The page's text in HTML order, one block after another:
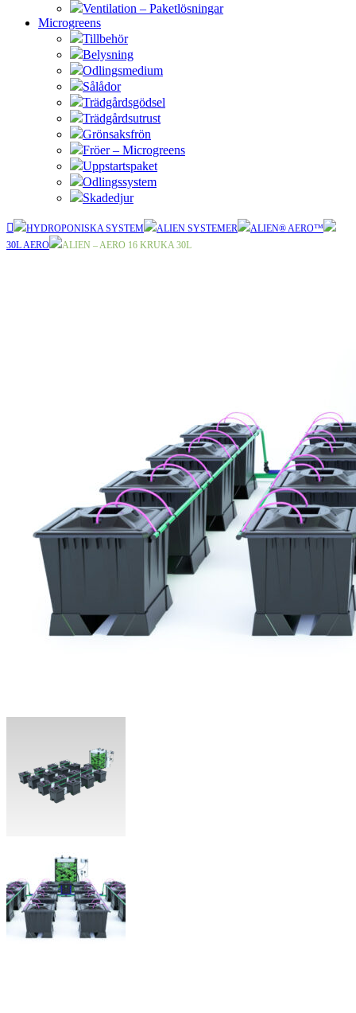
Ventilation – Paketlösningar
Microgreens
Tillbehör
Belysning
Odlingsmedium
Sålådor
Trädgårdsgödsel
Trädgårdsutrust
Grönsaksfrön
Fröer – Microgreens
Uppstartspaket
Odlingssystem
Skadedjur
HYDROPONISKA SYSTEM ALIEN SYSTEMER
ALIEN® AERO™
30L AERO
ALIEN – AERO 16 KRUKA 30L